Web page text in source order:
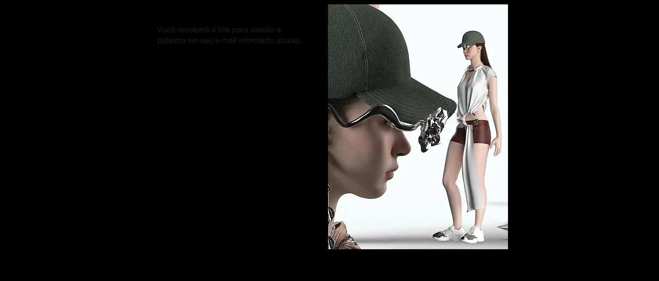
Você receberá o link para assistir a
palestra em seu e-mail informado abaixo.